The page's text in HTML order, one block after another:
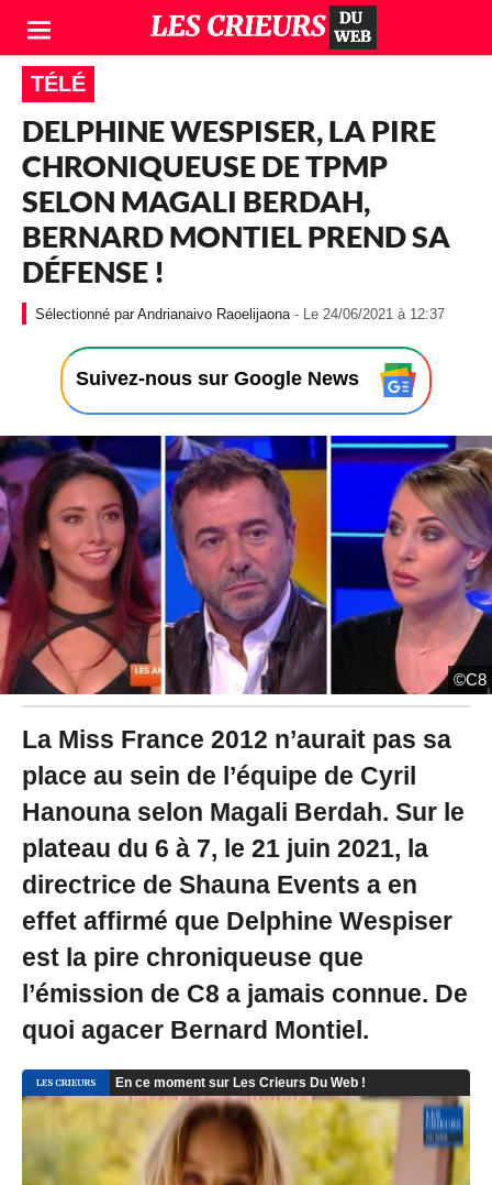
TÉLÉ
DELPHINE WESPISER, LA PIRE
CHRONIQUEUSE DE TPMP
SELON MAGALI BERDAH,
BERNARD MONTIEL PREND SA
DÉFENSE !
Andrianaivo Raoelijaona - Le 24/06/2021 à 12:37
0
6
/
2
0
2
1
à
1
:
3
Suivez-nous sur Google News
©C8
La Miss France 2012 n’aurait pas sa
place au sein de l’équipe de Cyril
Hanouna selon Magali Berdah. Sur le
plateau du 6 à 7, le 21 juin 2021, la
directrice de Shauna Events a en
effet affirmé que Delphine Wespiser
est la pire chroniqueuse que
l’émission de C8 a jamais connue. De
quoi agacer Bernard Montiel.